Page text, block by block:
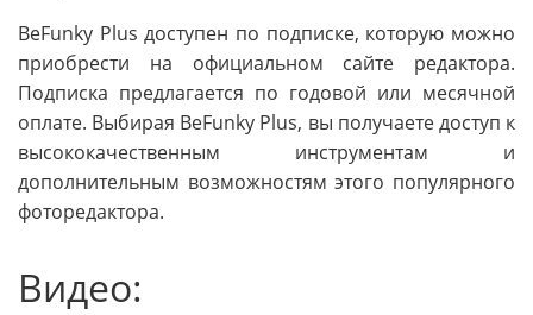
BeFunky Plus доступен по подписке, которую можно
приобрести на официальном сайте редактора.
Подписка предлагается по годовой или месячной
оплате. Выбирая BeFunky Plus, вы получаете доступ к
высококачественным инструментам и
дополнительным возможностям этого популярного
фоторедактора.
Видео: